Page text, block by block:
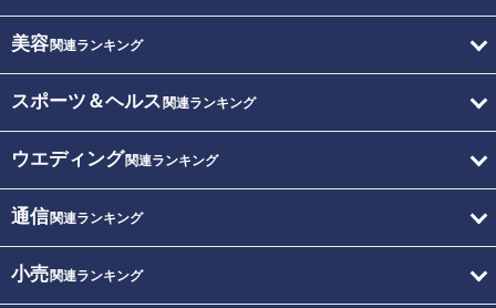
美容関連ランキング
スポーツ＆ヘルス 関連ランキング
ウエディング関連ランキング
通信関連ランキング
小売関連ランキング